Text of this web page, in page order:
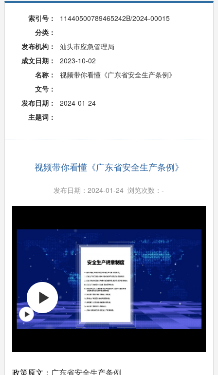
索引号：
11440500789465242B/2024-00015
分类：
发布机构：
汕头市应急管理局
成文日期：
2023-10-02
名称：
视频带你看懂《广东省安全生产条例》
文号：
发布日期：
2024-01-24
主题词：
视频带你看懂《广东省安全生产条例》
发布日期：2024-01-24 浏览次数：-
政策原文： 广东省安全生产条例